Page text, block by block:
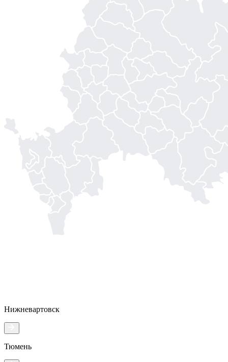
Нижневартовск
Тюмень